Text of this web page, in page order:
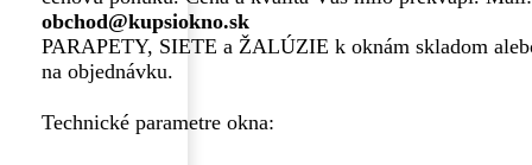
obchod@kupsiokno.sk
PARAPETY, SIETE a ŽALÚZIE k oknám skladom
na objednávku.
Technické parametre okna: